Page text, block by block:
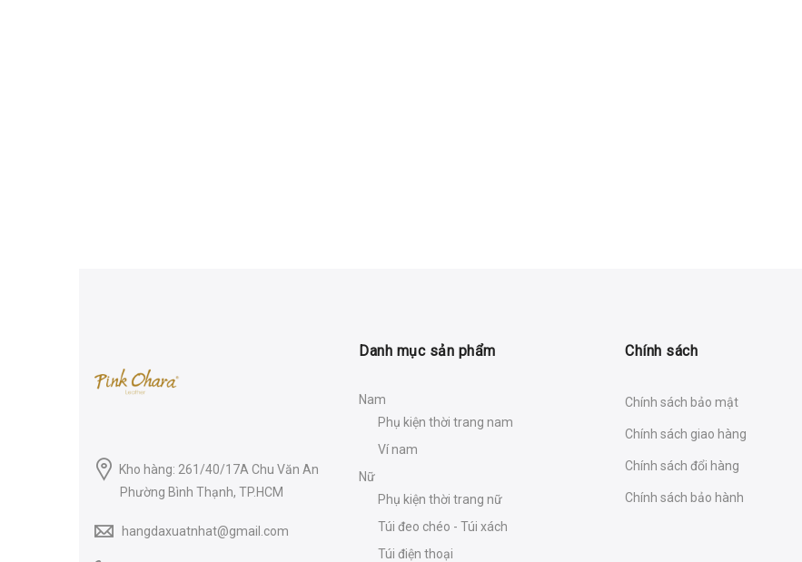
Kho hàng: 261/40/17A Chu Văn An
Phường Bình Thạnh, TP.HCM
hangdaxuatnhat@gmail.com
Danh mục sản phẩm
Nam
Phụ kiện thời trang nam
Ví nam
Nữ
Phụ kiện thời trang nữ
Túi đeo chéo - Túi xách
Túi điện thoại
Chính sách
Chính sách bảo mật
Chính sách giao hàng
Chính sách đổi hàng
Chính sách bảo hành